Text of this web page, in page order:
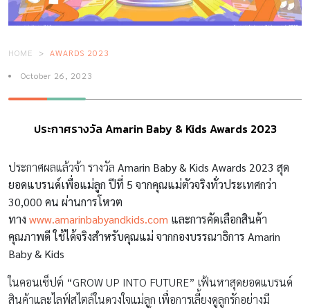
HOME AWARDS 2023
October 26, 2023
ประกาศรางวัล Amarin Baby & Kids Awards 2023
ประกาศผลแล้วจ้า รางวัล Amarin Baby & Kids Awards 2023 สุด
ยอดแบรนด์เพื่อแม่ลูก ปีที่ 5 จากคุณแม่ตัวจริงทั่วประเทศกว่า
30,000 คน ผ่านการโหวต
ทาง www.amarinbabyandkids.com และการคัดเลือกสินค้า
คุณภาพดี ใช้ได้จริงสำหรับคุณแม่ จากกองบรรณาธิการ Amarin
Baby & Kids
ในคอนเซ็ปต์ “GROW UP INTO FUTURE” เฟ้นหาสุดยอดแบรนด์
สินค้าและไลฟ์สไตล์ในดวงใจแม่ลูก เพื่อการเลี้ยงดูลูกรักอย่างมี